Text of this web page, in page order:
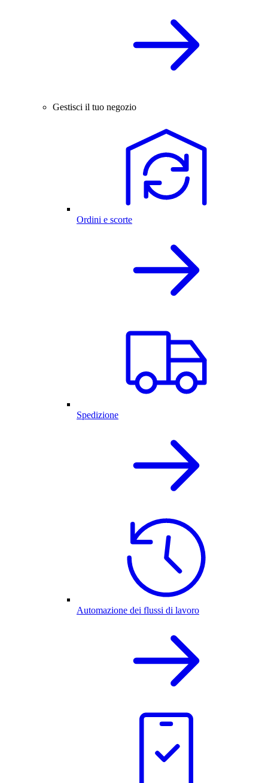
Gestisci il tuo negozio
Ordini e scorte
Spedizione
Automazione dei flussi di lavoro